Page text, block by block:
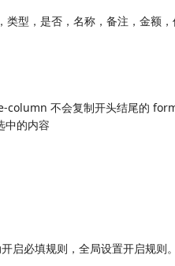
类型，是否，名称，备注，金额
不会复制开头结尾的
中的内容
启必填规则，全局设置开启规则。